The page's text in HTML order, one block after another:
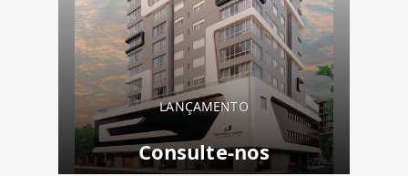
LANÇAMENTO
Consulte-nos